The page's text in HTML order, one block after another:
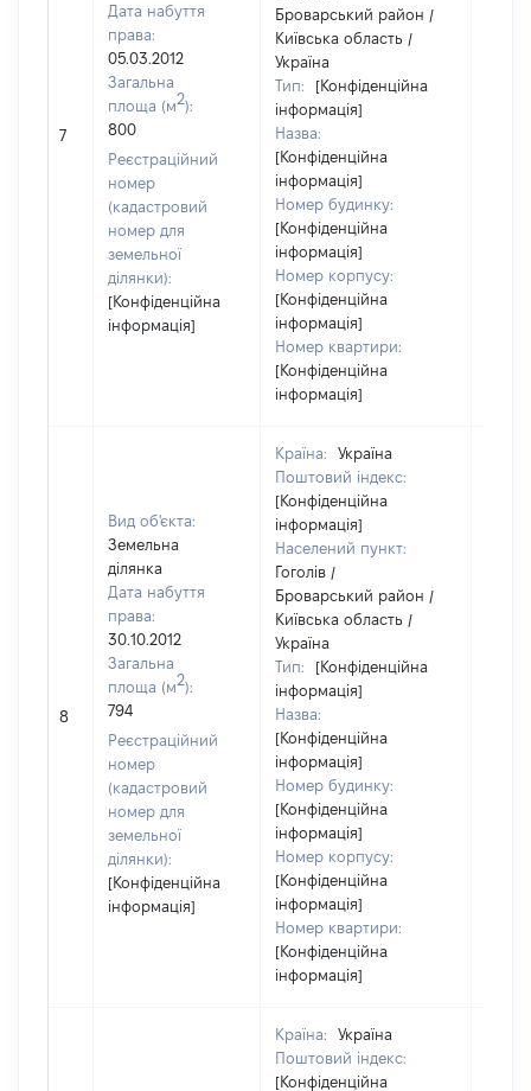
7
Дата набуття
права:
05.03.2012
Загальна
площа (м2):
800
Реєстраційний
номер
(кадастровий
номер для
земельної
ділянки):
[Конфіденційна
інформація]
Броварський район /
Київська область /
Україна
Тип:
[Конфіденційна
інформація]
Назва:
[Конфіденційна
інформація]
Номер будинку:
[Конфіденційна
інформація]
Номер корпусу:
[Конфіденційна
інформація]
Номер квартири:
[Конфіденційна
інформація]
8
Вид об'єкта:
Земельна
ділянка
Дата набуття
права:
30.10.2012
Загальна
площа (м2):
794
Реєстраційний
номер
(кадастровий
номер для
земельної
ділянки):
[Конфіденційна
інформація]
Країна:
Україна
Поштовий індекс:
[Конфіденційна
інформація]
Населений пункт:
Гоголів /
Броварський район /
Київська область /
Україна
Тип:
[Конфіденційна
інформація]
Назва:
[Конфіденційна
інформація]
Номер будинку:
[Конфіденційна
інформація]
Номер корпусу:
[Конфіденційна
інформація]
Номер квартири:
[Конфіденційна
інформація]
Країна:
Україна
Поштовий індекс:
[Конфіденційна